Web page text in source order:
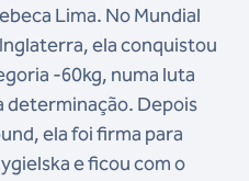
Lima. No Mundial
ela conquistou
-60kg, numa luta
determinação. Depois
ela foi firma para
e ficou com o